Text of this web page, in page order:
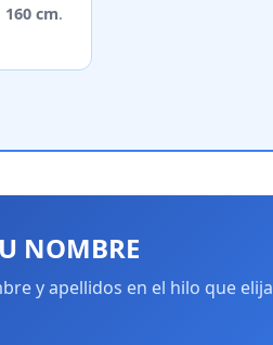
160 cm.
NOMBRE
y apellidos en el hilo que